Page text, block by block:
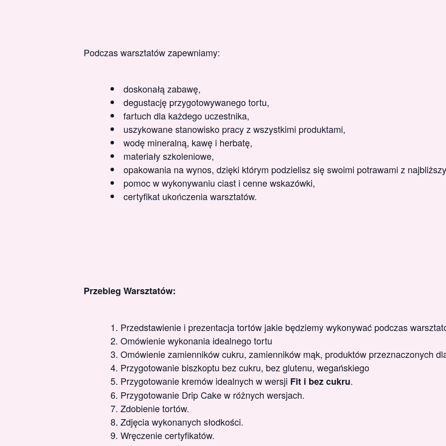
Podczas warsztatów zapewniamy:
doskonałą zabawę,
degustację przygotowywanego tortu,
fartuch dla każdego uczestnika,
uszykowane stanowisko pracy z wszystkimi produktami,
wodę mineralną, kawę i herbatę,
materiały szkoleniowe,
opakowania na wynos, dzięki którym podzielisz się swoimi potrawami z
pomoc w wykonywaniu ciast i cenne wskazówki,
certyfikat ukończenia warsztatów.
Przebieg Warsztatów:
Przedstawienie i prezentacja tortów jakie będziemy wykonywać podczas
Omówienie wykonania idealnego tortu
Omówienie zamienników cukru, zamienników mąk, produktów przeznaczonych
Przygotowanie biszkoptu bez cukru, bez glutenu, wegańskiego
Przygotowanie kremów idealnych w wersji Fit i bez cukru.
Przygotowanie Drip Cake w różnych wersjach.
Zdobienie tortów.
Zdjęcia wykonanych słodkości.
Wręczenie certyfikatów.